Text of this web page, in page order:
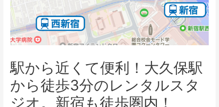
駅から近くて便利！大久保駅
から徒歩3分のレンタルスタ
ジオ。新宿も徒歩圏内！